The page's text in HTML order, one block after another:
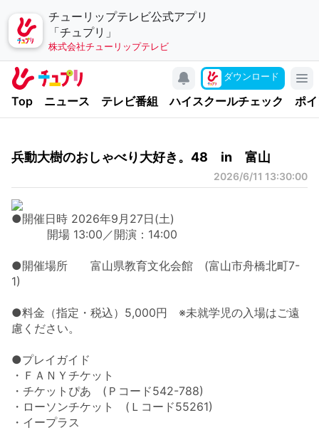
チューリップテレビ公式アプリ
「チュプリ」
株式会社チューリップテレビ
キャンペーン
アプリについて
お問い合わせ
個人情報の取り扱いについて
チューリップテレビ
公式サイト
公式SNSアカウント
YouTubeチャンネル
ダウンロード
Top ニュース テレビ番組 ハイスクールチェック ポ
兵動大樹のおしゃべり大好き。48 in 富山
2026/6/11 13:30:00
●開催日時 2026年9月27日(土)
開場 13:00／開演：14:00
●開催場所 富山県教育文化会館 (富山市舟橋北町7-
1)
●料金（指定・税込）5,000円 ※未就学児の入場はご遠
慮ください。
●プレイガイド
・ＦＡＮＹチケット
・チケットぴあ (Ｐコード542-788)
・ローソンチケット (Ｌコード55261)
・イープラス